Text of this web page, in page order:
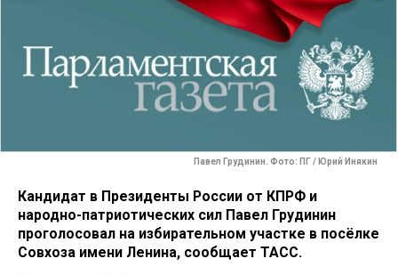
Павел Грудинин. Фото: ПГ / Юрий Инякин
Кандидат в Президенты России от КПРФ и
народно-патриотических сил Павел Грудинин
проголосовал на избирательном участке в посёлке
Совхоза имени Ленина, сообщает ТАСС.